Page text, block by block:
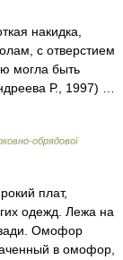
накидка,
с отверстием
могла быть
Р., 1997) …
обрядової
плат,
одежд. Лежа на
Омофор
в омофор,